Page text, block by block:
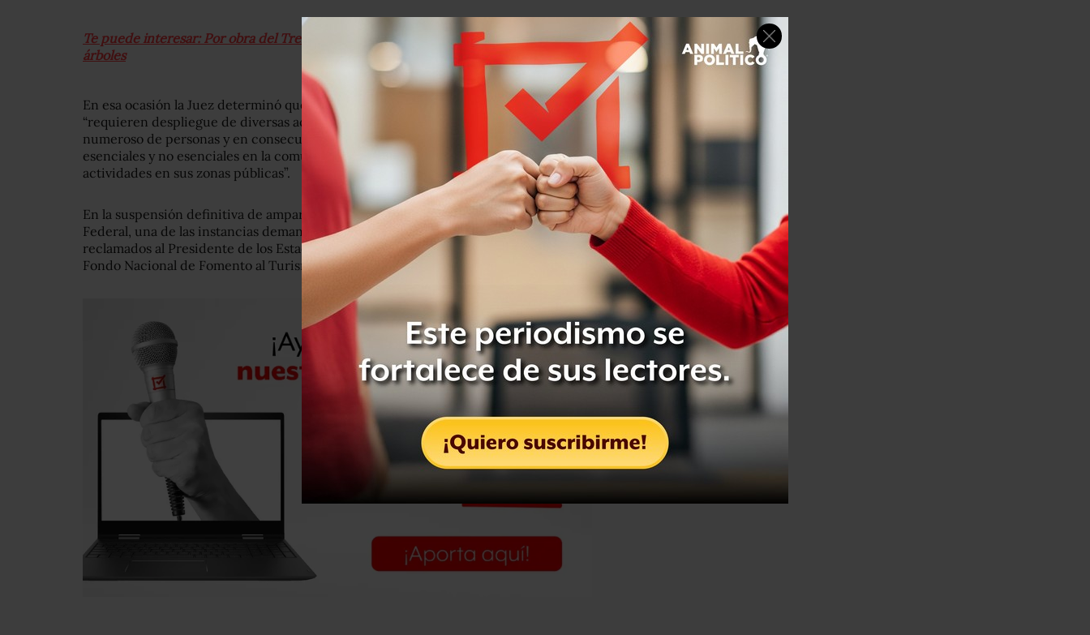
Te puede interesar: Por obra del Tren Maya, Fonatur planea derribar miles de
árboles
En esa ocasión la Juez determinó que los trabajos que conlleva el Tren Maya
“requieren despliegue de diversas actividades que debe realizar un grupo
numeroso de personas y en consecuencia las mismas requerirán diversos servicios
esenciales y no esenciales en la comunidad, lo cual conllevará un aumento de
actividades en sus zonas públicas”.
En la suspensión definitiva de amparo la Juez deslindó a la Secretaría de Salud
Federal, una de las instancias demandas, pero la concedió contra “los actos
reclamados al Presidente de los Estados Unidos Mexicanos y Director General del
Fondo Nacional de Fomento al Turismo”.